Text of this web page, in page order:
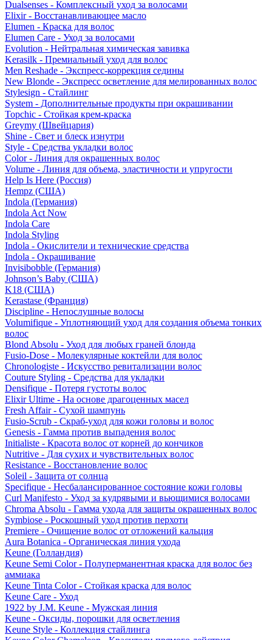
Dualsenses - Комплексный уход за волосами
Elixir - Восстанавливающее масло
Elumen - Краска для волос
Elumen Care - Уход за волосами
Evolution - Нейтральная химическая завивка
Kerasilk - Премиальный уход для волос
Men Reshade - Экспресс-коррекция седины
New Blonde - Экспресс осветление для мелированных волос
Stylesign - Стайлинг
System - Дополнительные продукты при окрашивании
Topchic - Стойкая крем-краска
Greymy (Швейцария)
Shine - Свет и блеск изнутри
Style - Средства укладки волос
Color - Линия для окрашенных волос
Volume - Линия для объема, эластичности и упругости
Help Is Here (Россия)
Hempz (США)
Indola (Германия)
Indola Act Now
Indola Care
Indola Styling
Indola - Окислители и технические средства
Indola - Окрашивание
Invisibobble (Германия)
Johnson’s Baby (США)
K18 (США)
Kerastase (Франция)
Discipline - Непослушные волосы
Volumifique - Уплотняющий уход для создания объема тонких
волос
Blond Absolu - Уход для любых граней блонда
Fusio-Dose - Молекулярные коктейли для волос
Chronologiste - Искусство ревитализации волос
Couture Styling - Средства для укладки
Densifique - Потеря густоты волос
Elixir Ultime - На основе драгоценных масел
Fresh Affair - Сухой шампунь
Fusio-Scrub - Скраб-уход для кожи головы и волос
Genesis - Гамма против выпадения волос
Initialiste - Красота волос от корней до кончиков
Nutritive - Для сухих и чувствительных волос
Resistance - Восстановление волос
Soleil - Защита от солнца
Specifique - Несбалансированное состояние кожи головы
Curl Manifesto - Уход за кудрявыми и вьющимися волосами
Chroma Absolu - Гамма ухода для защиты окрашенных волос
Symbiose - Роскошный уход против перхоти
Premiere - Очищение волос от отложений кальция
Aura Botanica - Органическая линия ухода
Keune (Голландия)
Keune Semi Color - Полуперманентная краска для волос без
аммиака
Keune Tinta Color - Стойкая краска для волос
Keune Care - Уход
1922 by J.M. Keune - Мужская линия
Keune - Оксиды, порошки для осветления
Keune Style - Коллекция стайлинга